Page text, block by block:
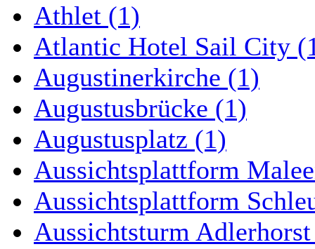
Athlet (1)
Atlantic Hotel Sail City
Augustinerkirche (1)
Augustusbrücke (1)
Augustusplatz (1)
Aussichtsplattform
Aussichtsplattform
Aussichtsturm